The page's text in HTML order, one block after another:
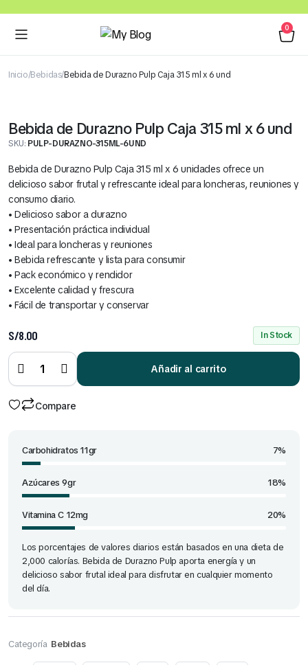
0
Inicio Bebidas Bebida de Durazno Pulp Caja 315 ml x 6 und
Bebida de Durazno Pulp Caja 315 ml x 6 und
SKU: PULP-DURAZNO-315ML-6UND
Bebida de Durazno Pulp Caja 315 ml x 6 unidades ofrece un
delicioso sabor frutal y refrescante ideal para loncheras, reuniones y
consumo diario.
• Delicioso sabor a durazno
• Presentación práctica individual
• Ideal para loncheras y reuniones
• Bebida refrescante y lista para consumir
• Pack económico y rendidor
• Excelente calidad y frescura
• Fácil de transportar y conservar
S/8.00 In Stock
Bebida
Durazno
Pulp
Caja 315
ml x 6
quantity
Añadir al carrito
Compare
Carbohidratos 11gr 7%
Azúcares 9gr 18%
Vitamina C 12mg 20%
Los porcentajes de valores diarios están basados en una dieta de
2,000 calorías. Bebida de Durazno Pulp aporta energía y un
delicioso sabor frutal ideal para disfrutar en cualquier momento
del día.
Categoría Bebidas